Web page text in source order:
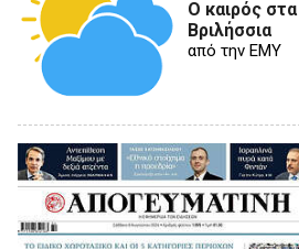
Ο καιρός στα
Βριλήσσια
από την ΕΜΥ